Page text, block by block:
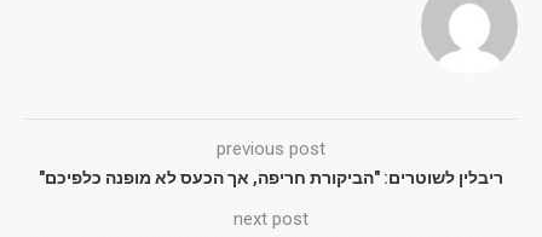
previous post
ריבלין לשוטרים: "הביקורת חריפה, אך הכעס לא מופנה כלפיכם"
next post